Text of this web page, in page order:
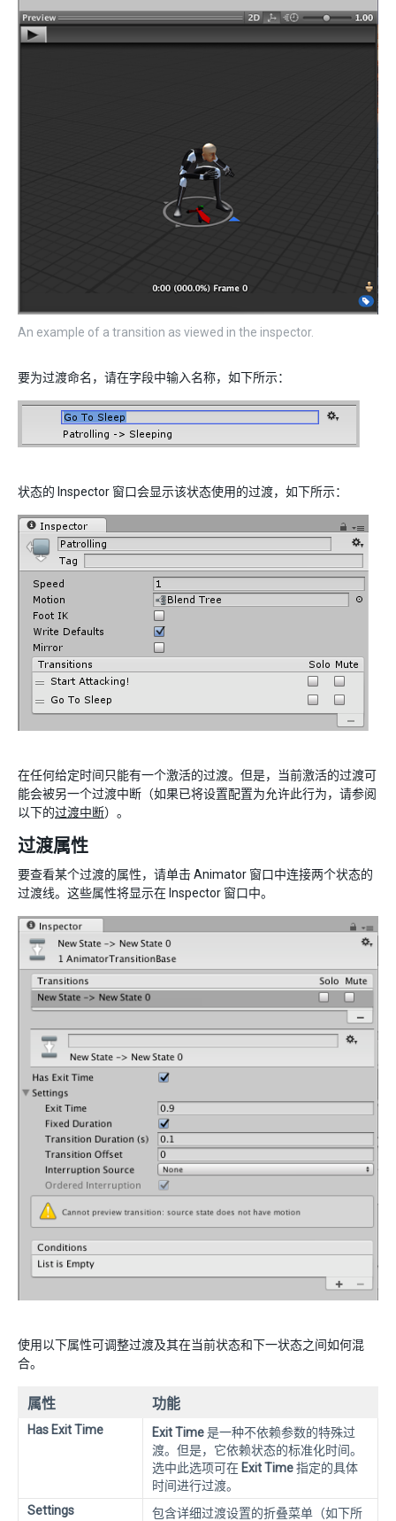
An example of a transition as viewed in the inspector.
要为过渡命名，请在字段中输入名称，如下所示：
状态的 Inspector 窗口会显示该状态使用的过渡，如下所示：
在任何给定时间只能有一个激活的过渡。但是，当前激活的过渡可
能会被另一个过渡中断（如果已将设置配置为允许此行为，请参阅
以下的过渡中断）。
过渡属性
要查看某个过渡的属性，请单击 Animator 窗口中连接两个状态的
过渡线。这些属性将显示在 Inspector 窗口中。
使用以下属性可调整过渡及其在当前状态和下一状态之间如何混
合。
属性 功能
Has Exit Time Exit Time是一种不依赖参数的特殊过
渡。但是，它依赖状态的标准化时间。
选中此选项可在 Exit Time指定的具体
时间进行过渡。
Settings
包含详细过渡设置的折叠菜单（如下所